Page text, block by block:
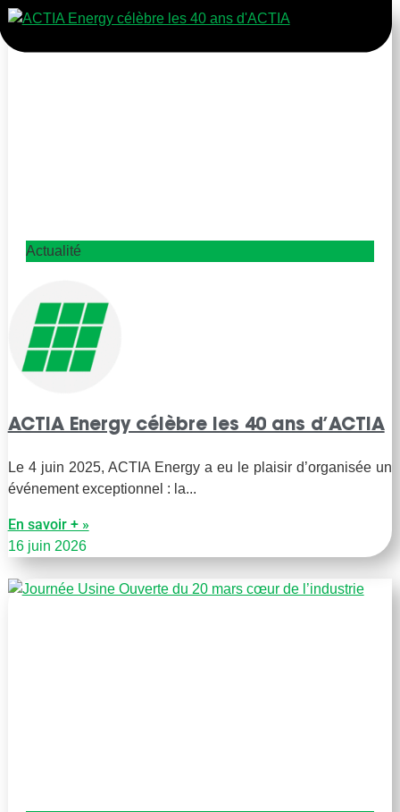
Actualité
ACTIA Energy célèbre les 40 ans d’ACTIA
Le 4 juin 2025, ACTIA Energy a eu le plaisir d’organisée un
événement exceptionnel : la
En savoir + »
16 juin 2026